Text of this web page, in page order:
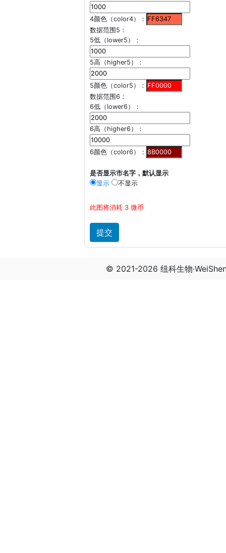
4颜色（color4）：
数据范围5：
5低（lower5）：
5高（higher5）：
5颜色（color5）：
数据范围6：
6低（lower6）：
6高（higher6）：
6颜色（color6）：
是否显示市名字，默认显示
显示
不显示
此图将消耗 3 微币
© 2021-2026 纽科生物